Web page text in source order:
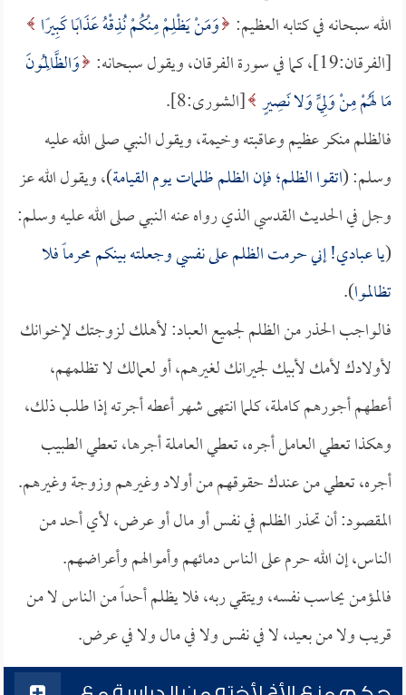
الله سبحانه في كتابه العظيم: وَمَنْ يَظْلِمْ مِنْكُمْ نُذِقْهُ عَذَابًا كَبِيرًا
[الفرقان:19]، كما في سورة الفرقان، ويقول سبحانه:
وَالظَّالِمُونَ
مَا لَهُمْ مِنْ وَلِيٍّ وَلا نَصِيرٍ [الشورى:8].
فالظلم منكر عظيم وعاقبته وخيمة، ويقول النبي صلى الله عليه
وسلم: (اتقوا الظلم؛ فإن الظلم ظلمات يوم القيامة)، ويقول الله عز
وجل في الحديث القدسي الذي رواه عنه النبي صلى الله عليه وسلم:
(يا عبادي! إني حرمت الظلم على نفسي وجعلته بينكم محرماً فلا
تظالموا).
فالواجب الحذر من الظلم لجميع العباد: لأهلك لزوجتك لإخوانك
لأولادك لأمك لأبيك لجيرانك لغيرهم، أو لعمالك لا تظلمهم،
أعطهم أجورهم كاملة، كلما انتهى شهر أعطه أجرته إذا طلب ذلك،
وهكذا تعطي العامل أجره، تعطي العاملة أجرها، تعطي الطبيب
أجره، تعطي من عندك حقوقهم من أولاد وغيرهم وزوجة وغيرهم.
المقصود: أن تحذر الظلم في نفس أو مال أو عرض، لأي أحد من
الناس، إن الله حرم على الناس دمائهم وأموالهم وأعراضهم.
فالمؤمن يحاسب نفسه، ويتقي ربه، فلا يظلم أحداً من الناس لا من
قريب ولا من بعيد، لا في نفس ولا في مال ولا في عرض.